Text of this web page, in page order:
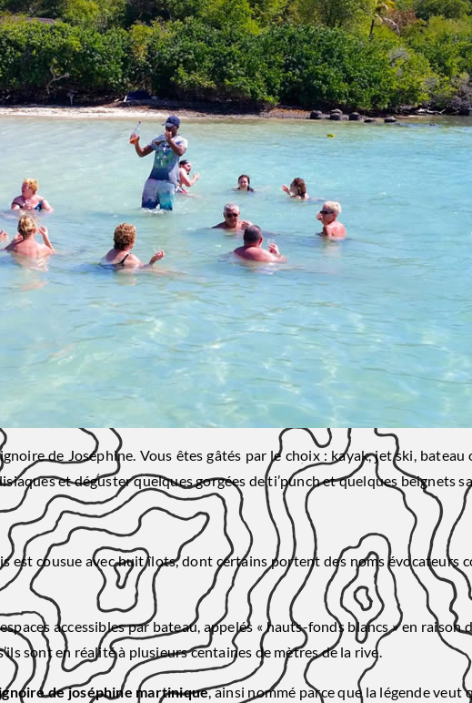
de Joséphine. Vous êtes gâtés par le choix : kayak, jet ski,
et déguster quelques gorgées de ti’punch et quelques beignets
cousue avec huit îlots, dont certains portent des noms évocateurs
accessibles par bateau, appelés « hauts-fonds blancs » en
sont en réalité à plusieurs centaines de mètres de la rive.
de joséphine martinique, ainsi nommé parce que la légende veut